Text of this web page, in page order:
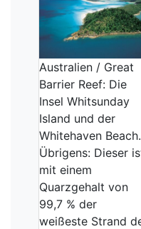
Australien / Great
Barrier Reef: Die
Insel Whitsunday
Island und der
Whitehaven Beach.
Übrigens: Dieser
mit einem
Quarzgehalt von
99,7 % der
weißeste Strand